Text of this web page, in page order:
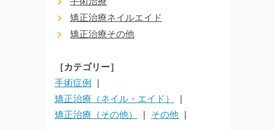
矯正治療ネイルエイド
矯正治療その他
［カテゴリー］
手術症例
矯正治療（ネイル・エイド）
矯正治療（その他）
その他